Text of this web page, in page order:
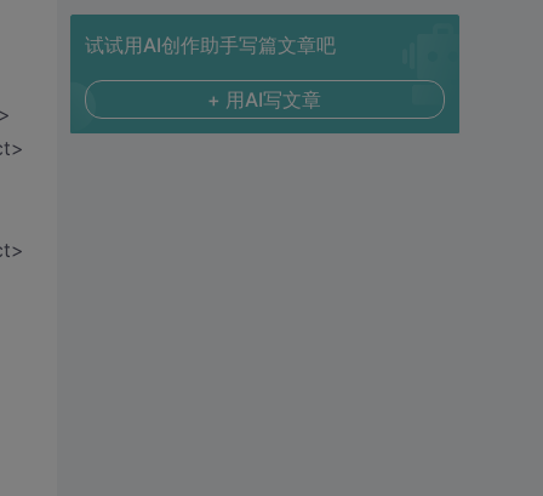
试试用AI创作助手写篇文章吧
+ 用AI写文章